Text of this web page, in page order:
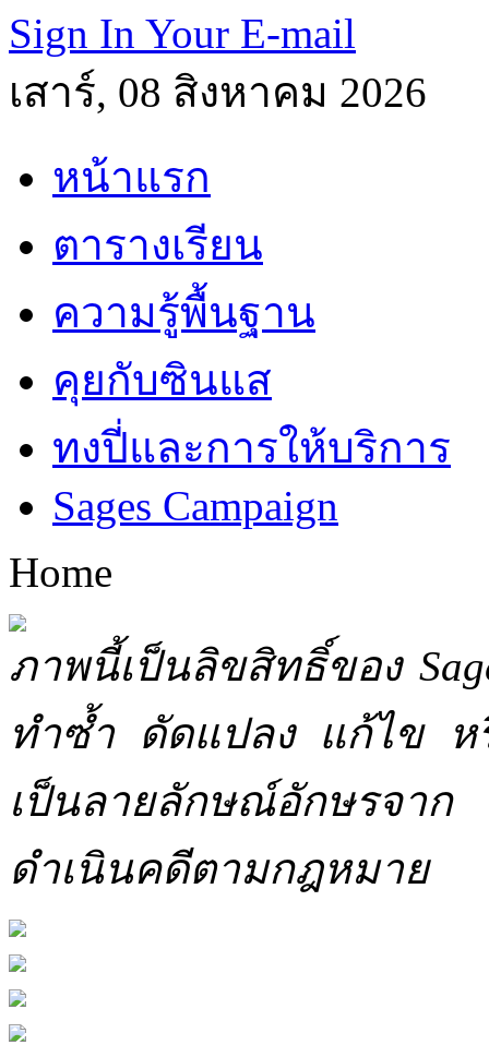
Sign In Your E-mail
เสาร์, 08 สิงหาคม 2026
หน้าแรก
ตารางเรียน
ความรู้พื้นฐาน
คุยกับซินแส
ทงปี่และการให้บริการ
Sages Campaign
Home
ภาพนี้เป็นลิขสิทธิ์ของ
ทำซ้ำ ดัดแปลง แก้ไข ห
เป็นลายลักษณ์อักษรจาก
ดำเนินคดีตามกฎหมาย